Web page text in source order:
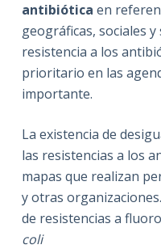
antibiótica en
geográficas, sociales
resistencia a los
prioritario en las
importante.
La existencia de
las resistencias a los
mapas que realizan
y otras
de resistencias a
coli